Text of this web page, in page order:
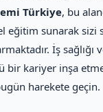
Türkiye, bu
eğitim sunarak sizi
İş sağlığı
bir kariyer inşa
harekete geçin.